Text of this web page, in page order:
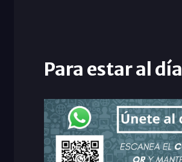
Para estar al día